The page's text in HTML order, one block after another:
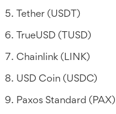
Tether (USDT)
TrueUSD (TUSD)
Chainlink (LINK)
USD Coin (USDC)
Paxos Standard (PAX)